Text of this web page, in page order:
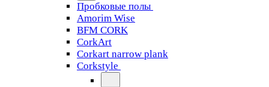
Пробковые полы
Amorim Wise
BFM CORK
CorkArt
Corkart narrow plank
Corkstyle